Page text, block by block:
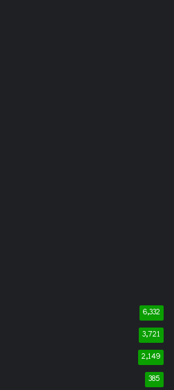
6,332
3,721
2,149
385